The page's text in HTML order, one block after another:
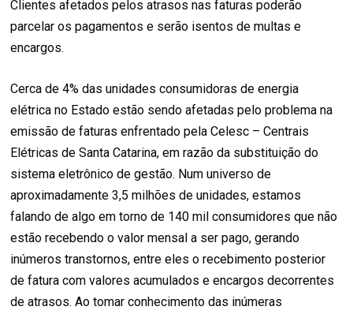
Clientes afetados pelos atrasos nas faturas poderão
parcelar os pagamentos e serão isentos de multas e
encargos.
Cerca de 4% das unidades consumidoras de energia
elétrica no Estado estão sendo afetadas pelo problema na
emissão de faturas enfrentado pela Celesc – Centrais
Elétricas de Santa Catarina, em razão da substituição do
sistema eletrônico de gestão. Num universo de
aproximadamente 3,5 milhões de unidades, estamos
falando de algo em torno de 140 mil consumidores que não
estão recebendo o valor mensal a ser pago, gerando
inúmeros transtornos, entre eles o recebimento posterior
de fatura com valores acumulados e encargos decorrentes
de atrasos. Ao tomar conhecimento das inúmeras